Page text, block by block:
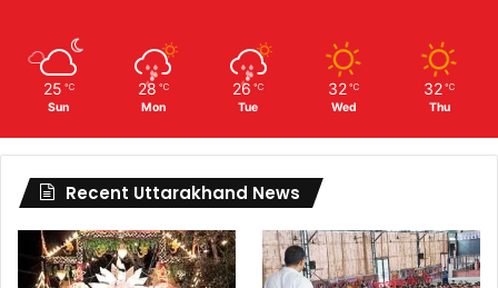
25 ℃
Sun
28 ℃
Mon
26 ℃
Tue
32 ℃
Wed
32 ℃
Thu
Recent Uttarakhand News